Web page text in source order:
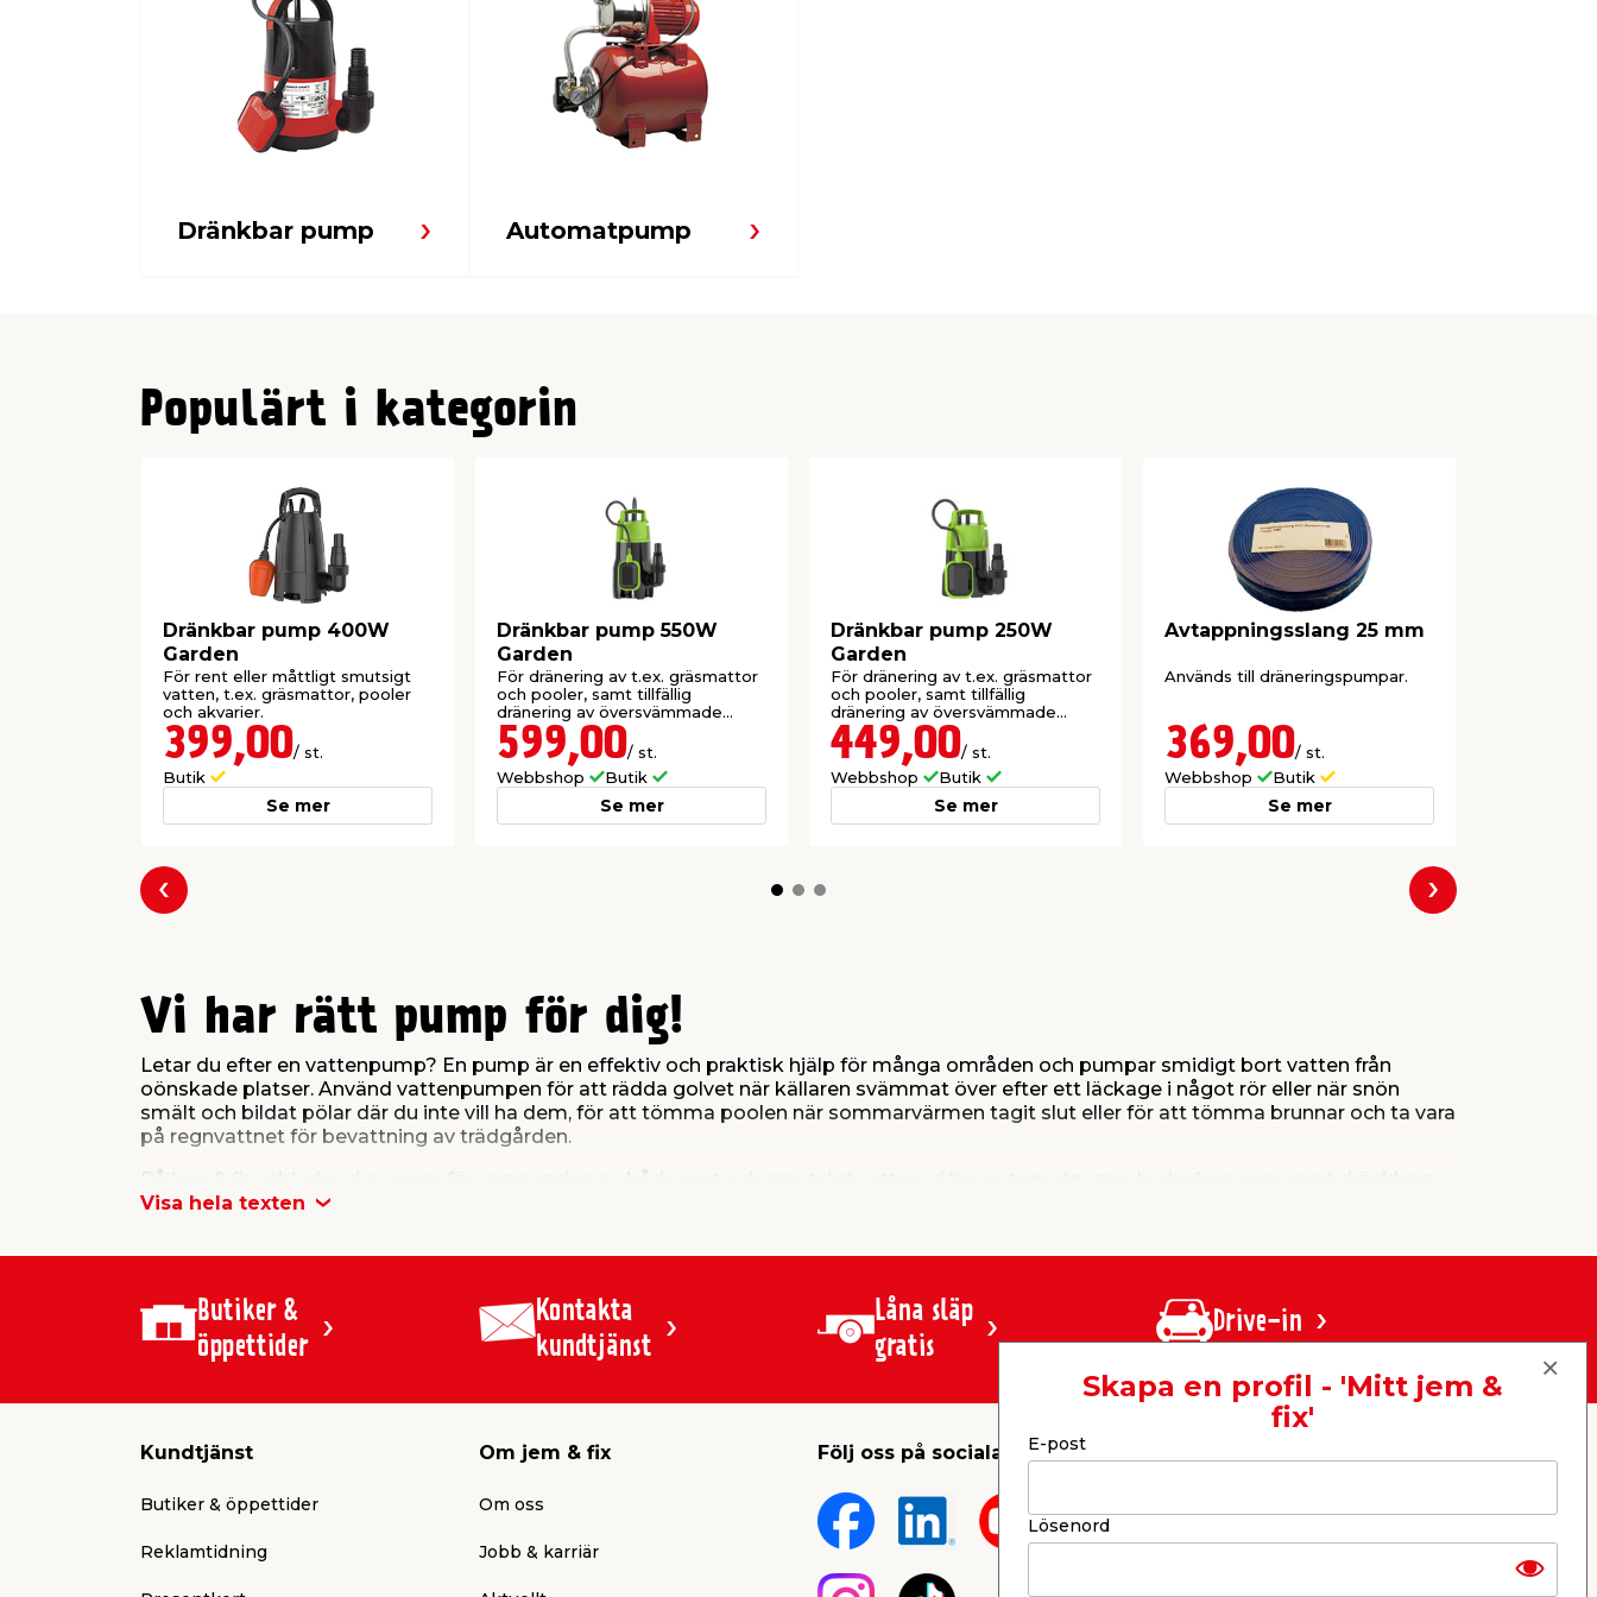
Dränkbar pump Automatpump
Populärt i kategorin
Dränkbar pump 400W
Garden
För rent eller måttligt smutsigt
vatten, t.ex. gräsmattor, pooler
och akvarier.
399,00/ st.
Butik
Se mer
Dränkbar pump 550W
Garden
För dränering av t.ex. gräsmattor
och pooler, samt tillfällig
dränering av översvämmade
källare.
599,00/ st.
Webbshop
Butik
Se mer
Dränkbar pump 250W
Garden
För dränering av t.ex. gräsmattor
och pooler, samt tillfällig
dränering av översvämmade
källare.
449,00/ st.
Webbshop
Butik
Se mer
Avtappningsslang 25 mm
Används till dräneringspumpar.
369,00/ st.
Webbshop
Butik
Se mer
Föregående Nästa
Vi har rätt pump för dig!
Letar du efter en vattenpump? En pump är en effektiv och praktisk hjälp för många områden och pumpar smidigt bort vatten från
oönskade platser. Använd vattenpumpen för att rädda golvet när källaren svämmat över efter ett läckage i något rör eller när snön
smält och bildat pölar där du inte vill ha dem, för att tömma poolen när sommarvärmen tagit slut eller för att tömma brunnar och ta vara
på regnvattnet för bevattning av trädgården.
pumpar och avtappningsslangar. Klicka dig vidare för att hitta rätt pump för ditt behov och skapa vattenfria ytor både inom- och
Visa hela texten
Butiker &
öppettider
Kontakta
kundtjänst
Låna släp
gratis
Drive-in
Kundtjänst
Butiker & öppettider
Reklamtidning
Om jem & fix
Om oss
Jobb & karriär
Följ oss på sociala medier
Skapa en profil - 'Mitt jem &
fix'
E-post
Lösenord